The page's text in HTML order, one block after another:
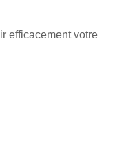
efficacement votre